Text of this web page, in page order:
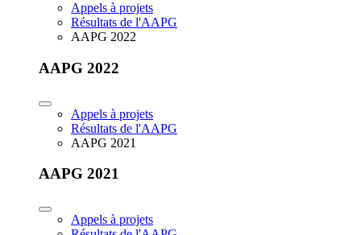
Appels à projets
Résultats de l'AAPG
AAPG 2022
AAPG 2022
Appels à projets
Résultats de l'AAPG
AAPG 2021
AAPG 2021
Appels à projets